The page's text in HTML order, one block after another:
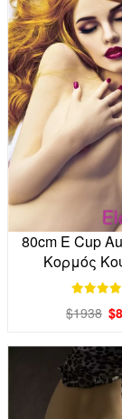
80cm E Cup
Κορμός
Ενηλίκων
$1938